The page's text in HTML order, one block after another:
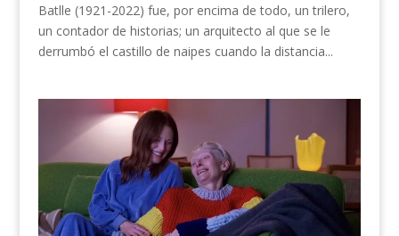
Batlle (1921-2022) fue, por encima de todo, un trilero,
un contador de historias; un arquitecto al que se le
derrumbó el castillo de naipes cuando la distancia...